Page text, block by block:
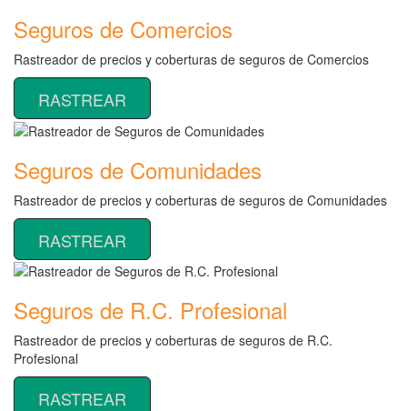
Seguros de Comercios
Rastreador de precios y coberturas de seguros de Comercios
RASTREAR
Seguros de Comunidades
Rastreador de precios y coberturas de seguros de Comunidades
RASTREAR
Seguros de R.C. Profesional
Rastreador de precios y coberturas de seguros de R.C.
Profesional
RASTREAR